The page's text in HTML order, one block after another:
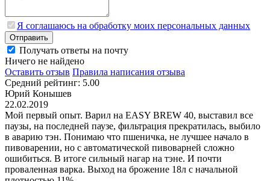
Я соглашаюсь на обработку моих персональных данных
Отправить
Получать ответы на почту
Ничего не найдено
Оставить отзыв Правила написания отзыва
Средний рейтинг: 5.00
Юрий Конышев
22.02.2019
Мой первый опыт. Варил на EASY BREW 40, выставил все
паузы, на последней паузе, фильтрация прекратилась, выбило
в аварию тэн. Понимаю что пшеничка, не лучшее начало в
пивоварении, но с автоматической пивоварней сложно
ошибиться. В итоге сильный нагар на тэне. И почти
проваленная варка. Выход на брожение 18л с начальной